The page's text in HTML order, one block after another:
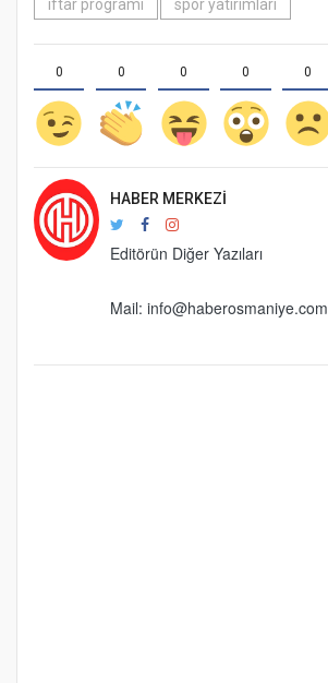
iftar programı spor yatırımları
0 0 0 0 0
HABER MERKEZI
Editörün Diğer Yazıları
Mail: info@haberosmaniye.com